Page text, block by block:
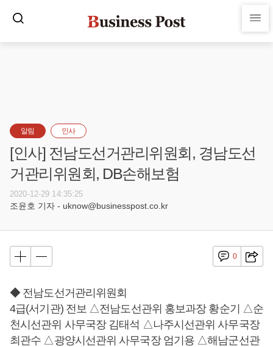
알림 인사
[인사] 전남도선거관리위원회, 경남도선
거관리위원회, DB손해보험
2020-12-29 14:35:25
조윤호 기자 - uknow@businesspost.co.kr
0
◆ 전남도선거관리위원회
4급(서기관) 전보 △전남도선관위 홍보과장 황순기 △순
천시선관위 사무국장 김태석 △나주시선관위 사무국장
최관수 △광양시선관위 사무국장 엄기용 △해남군선관